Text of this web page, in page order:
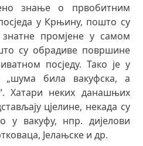
знање о првобитним
у Крњину, пошто су
промјене у самом
су обрадиве површине
посједу. Тако је у
„шума била вакуфска, а
Хатари неких данашњих
цјелине, некада су
у вакуфу, нпр. дијелови
Јелањске и др.